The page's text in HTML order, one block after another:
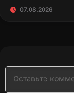
07.08.2026